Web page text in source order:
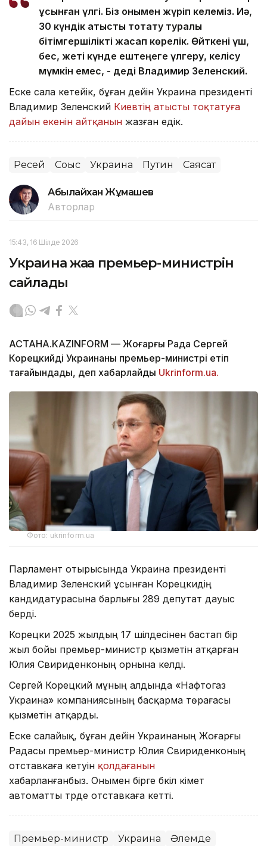
ұсынған үлгі. Біз онымен жүріп келеміз. Иә,
30 күндік атысты тоқтату туралы
бітімгершілікті жасап көрелік. Өйткені үш,
бес, жеті күнде ештеңеге үлгеру, келісу
мүмкін емес, - деді Владимир Зеленский.
Еске сала кетейік, бұған дейін Украина президенті
Владимир Зеленский Киевтің атысты тоқтатуға
дайын екенін айтқанын жазған едік.
Ресей Соғыс Украина Путин Саясат
Абылайхан Жұмашев
Авторлар
15:43, 16 Шілде 2026
Украина жаңа премьер-министрін
сайлады
АСТАНА.KAZINFORM — Жоғарғы Рада Сергей
Корецкийді Украинаның премьер-министрі етіп
тағайындады, деп хабарлайды Ukrinform.ua.
Фото: ukrinform.ua
Парламент отырысында Украина президенті
Владимир Зеленский ұсынған Корецкидің
кандидатурасына барлығы 289 депутат дауыс
берді.
Корецки 2025 жылдың 17 шілдесінен бастап бір
жыл бойы премьер-министр қызметін атқарған
Юлия Свириденконың орнына келді.
Сергей Корецкий мұның алдында «Нафтогаз
Украина» компаниясының басқарма төрағасы
қызметін атқарды.
Еске салайық, бұған дейін Украинаның Жоғарғы
Радасы премьер-министр Юлия Свириденконың
отставкаға кетуін қолдағанын
хабарланғанбыз. Онымен бірге бүкіл үкімет
автоматты түрде отставкаға кетті.
Премьер-министр Украина Әлемде